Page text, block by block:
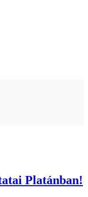
Platánban!